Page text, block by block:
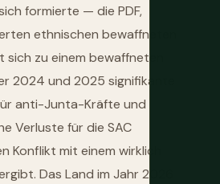
formierte — die PDF,
ethnischen bewaffneten
zu einem bewaffneten
2024 und 2025 signifikante
anti-Junta-Kräfte und
Verluste für die SAC
Konflikt mit einem wirklich
Das Land im Jahr 2026